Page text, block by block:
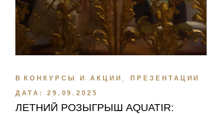
В КОНКУРСЫ И АКЦИИ
ПРЕЗЕНТАЦИИ
ДАТА:
29.09.2025
ЛЕТНИЙ РОЗЫГРЫШ AQUATIR: